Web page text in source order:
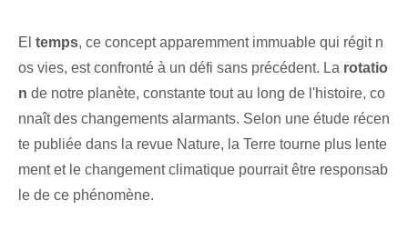
El temps, ce concept apparemment immuable qui régit n
os vies, est confronté à un défi sans précédent. La rotatio
n de notre planète, constante tout au long de l'histoire, co
nnaît des changements alarmants. Selon une étude récen
te publiée dans la revue Nature, la Terre tourne plus lente
ment et le changement climatique pourrait être responsab
le de ce phénomène.